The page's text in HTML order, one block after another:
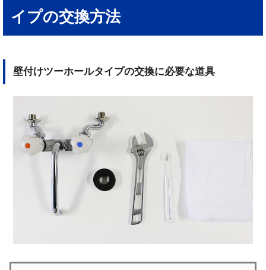
イプの交換方法
壁付けツーホールタイプの交換に必要な道具